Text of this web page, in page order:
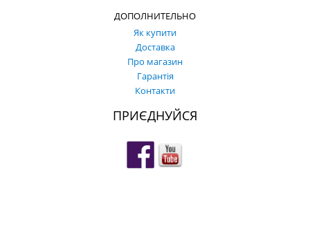
ДОПОЛНИТЕЛЬНО
Як купити
Доставка
Про магазин
Гарантія
Контакти
ПРИЄДНУЙСЯ